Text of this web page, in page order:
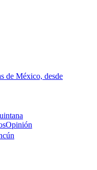
de México, desde
Opinión